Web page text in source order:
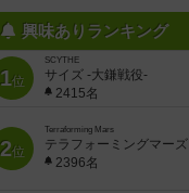
興味ありランキング
1位
SCYTHE
サイズ -大鎌戦役-
2415名
2位
Terraforming Mars
テラフォーミングマーズ
2396名